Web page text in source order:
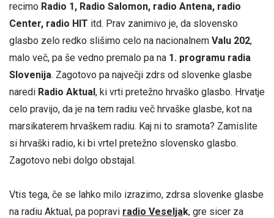
recimo Radio 1, Radio Salomon, radio Antena, radio
Center, radio HIT itd. Prav zanimivo je, da slovensko
glasbo zelo redko slišimo celo na nacionalnem Valu 202,
malo več, pa še vedno premalo pa na 1. programu radia
Slovenija. Zagotovo pa največji zdrs od slovenke glasbe
naredi Radio Aktual , ki vrti pretežno hrvaško glasbo. Hrvatje
celo pravijo, da je na tem radiu več hrvaške glasbe, kot na
marsikaterem hrvaškem radiu. Kaj ni to sramota? Zamislite
si hrvaški radio, ki bi vrtel pretežno slovensko glasbo.
Zagotovo nebi dolgo obstajal.
Vtis tega, če se lahko milo izrazimo, zdrsa slovenke glasbe
na radiu Aktual, pa popravi radio Veseljak, gre sicer za